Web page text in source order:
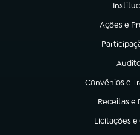
(abre
Ações e
(abre em
(abre em
(abre
Convênios e
(abre em nova
Receitas e
(abre em
Licitações
(abre em